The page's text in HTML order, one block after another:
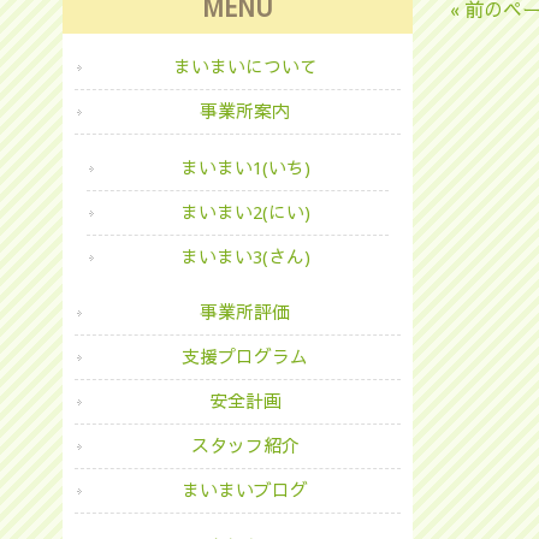
« 前のペ
MENU
まいまいについて
事業所案内
まいまい1(いち)
まいまい2(にい)
まいまい3(さん)
事業所評価
支援プログラム
安全計画
スタッフ紹介
まいまいブログ